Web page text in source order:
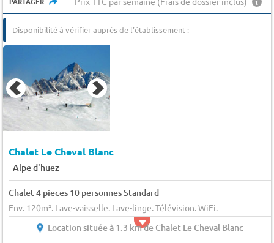
Disponibilité à vérifier auprès de l'établissement :
Chalet Le Cheval Blanc
-Alpe d'huez
Chalet 4 pieces 10 personnes Standard
Env. 120m². Lave-vaisselle. Lave-linge. Télévision. WiFi.
Location située à 1.3 km de Chalet Le Cheval Blanc